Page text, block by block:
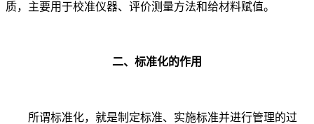
质，主要用于校准仪器、评价测量方法和给材料赋值。
二、标准化的作用
所谓标准化，就是制定标准、实施标准并进行管理的过